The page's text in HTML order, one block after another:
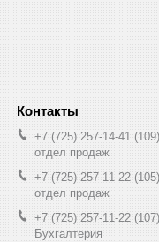
+7 (725) 257-14-41
109
отдел продаж
+7 (725) 257-11-22 105
отдел продаж
+7 (725) 257-11-22 107
Бухгалтерия